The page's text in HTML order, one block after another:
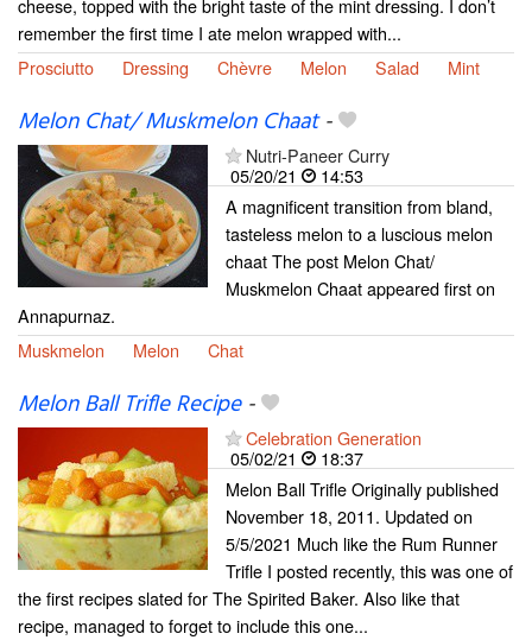
cheese, topped with the bright taste of the mint dressing. I don’t
remember the first time I ate melon wrapped with...
Prosciutto
Dressing Chèvre Melon Salad Mint
Melon Chat/ Muskmelon Chaat-
Nutri-Paneer Curry
05/20/21
14:53
A magnificent transition from bland,
tasteless melon to a luscious melon
chaat The post Melon Chat/
Muskmelon Chaat appeared first on
Annapurnaz.
Muskmelon
Melon Chat
Melon Ball Trifle Recipe-
Celebration Generation
05/02/21
18:37
Melon Ball Trifle Originally published
November 18, 2011. Updated on
5/5/2021 Much like the Rum Runner
Trifle I posted recently, this was one of
the first recipes slated for The Spirited Baker. Also like that
recipe, managed to forget to include this one...